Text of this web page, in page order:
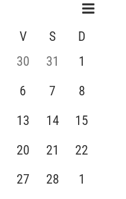
par
Mois
V S
D
0
30
0
31
0
1
0
6
0
7
0
8
0
13
0
14
0
15
0
20
0
21
0
22
0
27
0
28
0
1